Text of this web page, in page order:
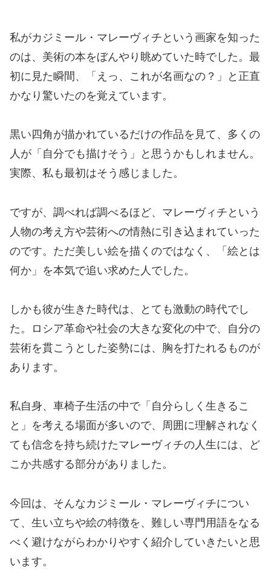
私がカジミール・マレーヴィチという画家を知った
のは、美術の本をぼんやり眺めていた時でした。最
初に見た瞬間、「えっ、これが名画なの？」と正直
かなり驚いたのを覚えています。
黒い四角が描かれているだけの作品を見て、多くの
人が「自分でも描けそう」と思うかもしれません。
実際、私も最初はそう感じました。
ですが、調べれば調べるほど、マレーヴィチという
人物の考え方や芸術への情熱に引き込まれていった
のです。ただ美しい絵を描くのではなく、「絵とは
何か」を本気で追い求めた人でした。
しかも彼が生きた時代は、とても激動の時代でし
た。ロシア革命や社会の大きな変化の中で、自分の
芸術を貫こうとした姿勢には、胸を打たれるものが
あります。
私自身、車椅子生活の中で「自分らしく生きるこ
と」を考える場面が多いので、周囲に理解されなく
ても信念を持ち続けたマレーヴィチの人生には、ど
こか共感する部分がありました。
今回は、そんなカジミール・マレーヴィチについ
て、生い立ちや絵の特徴を、難しい専門用語をなる
べく避けながらわかりやすく紹介していきたいと思
います。